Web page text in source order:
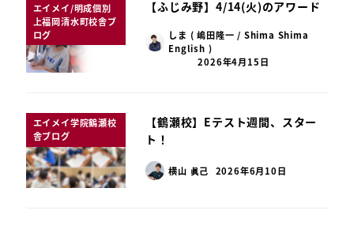
エイメイ/明成個別
上福岡清水町校舎ブ
ログ
【ふじみ野】4/14(火)のアワード
しま ( 嶋田隆一 / Shima Shima
English )
2026年4月15日
エイメイ学院鶴瀬校
舎ブログ
【鶴瀬校】Eテスト週間、スター
ト！
横山 眞己 2026年6月10日